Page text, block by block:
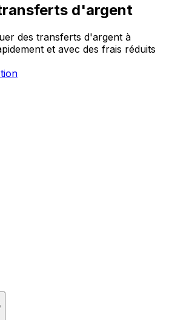
d'argent
des transferts d'argent à
et avec des frais réduits